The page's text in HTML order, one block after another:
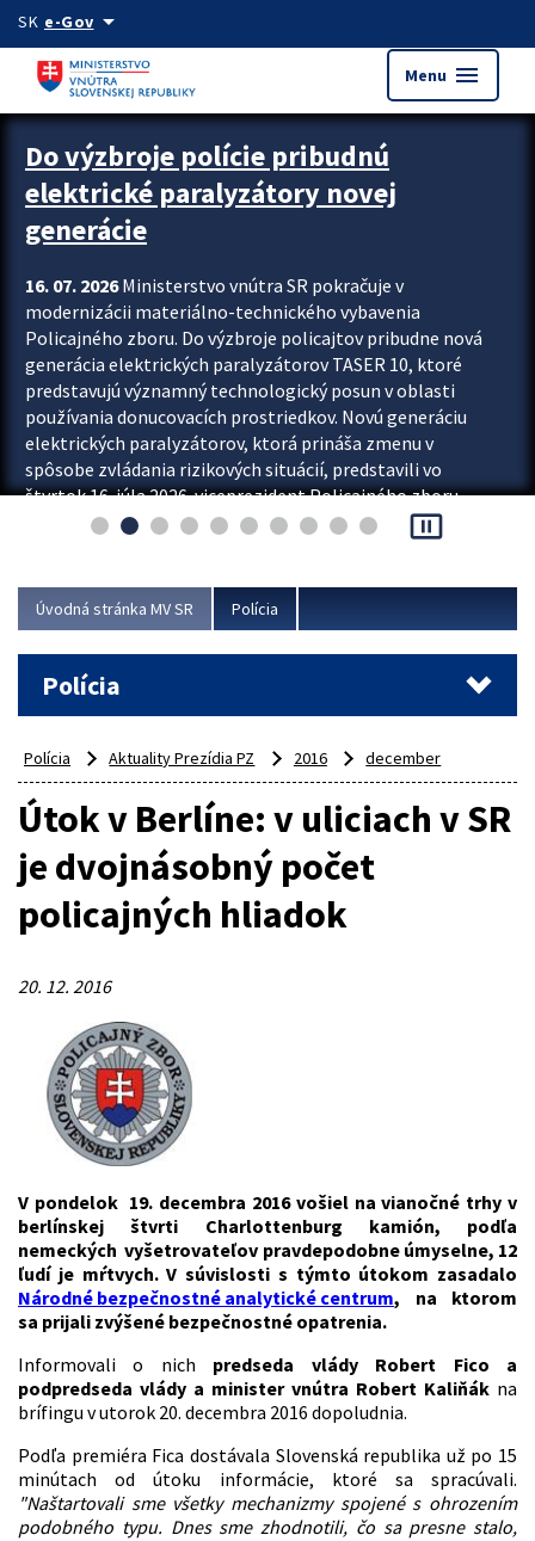
Preskocit na hlavný obsah
SK e-Govarrow_drop_down
Menu menu
Zastavit automatický posun upútavok
Do výzbroje polície pribudnú
elektrické paralyzátory novej
generácie
16. 07. 2026Ministerstvo vnútra SR pokračuje v
modernizácii materiálno-technického vybavenia
Policajného zboru. Do výzbroje policajtov pribudne nová
generácia elektrických paralyzátorov TASER 10, ktoré
predstavujú významný technologický posun v oblasti
používania donucovacích prostriedkov. Novú generáciu
elektrických paralyzátorov, ktorá prináša zmenu v
spôsobe zvládania rizikových situácií, predstavili vo
štvrtok 16. júla 2026 viceprezident Policajného zboru
Rastislav Polakovič a riaditeľ odboru výcviku...
pause_presentation
Úvodná stránka MV SR Polícia
Polícia
Polícia Aktuality Prezídia PZ 2016 december
Útok v Berlíne: v uliciach v SR
je dvojnásobný počet
policajných hliadok
20. 12. 2016
V pondelok 19. decembra 2016 vošiel na vianočné trhy v
berlínskej štvrti Charlottenburg kamión, podľa
nemeckých vyšetrovateľov pravdepodobne úmyselne, 12
ľudí je mŕtvych. V súvislosti s týmto útokom zasadalo
Národné bezpečnostné analytické centrum, na ktorom
sa prijali zvýšené bezpečnostné opatrenia.
Informovali o nich predseda vlády Robert Fico a
podpredseda vlády a minister vnútra Robert Kaliňák na
brífingu v utorok 20. decembra 2016 dopoludnia.
Podľa premiéra Fica dostávala Slovenská republika už po 15
minútach od útoku informácie, ktoré sa spracúvali.
"Naštartovali sme všetky mechanizmy spojené s ohrozením
podobného typu. Dnes sme zhodnotili, čo sa presne stalo,